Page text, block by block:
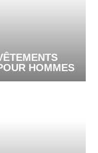
HOMMES